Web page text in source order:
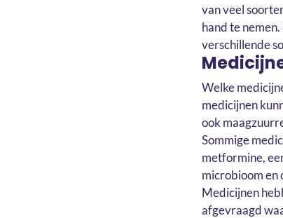
van veel
hand te
verschillende
Welke
medicijnen
ook
Sommige
metformine,
microbioom en
Medicijnen
afgevraagd